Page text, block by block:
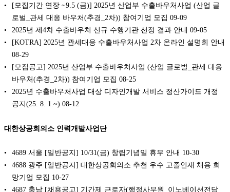
[모집기간 연장 ~9.5 (금)] 2025년 산업부 수출바우처사업 (산업 글
로벌_관세 대응 바우처(추경_2차)) 참여기업 모집 09-09
2025년 제4차 수출바우처 신규 수행기관 선정 결과 안내 09-05
[KOTRA] 2025년 관세대응 수출바우처사업 2차 온라인 설명회 안내
08-29
[모집공고] 2025년 산업부 수출바우처사업 (산업 글로벌_관세 대응
바우처(추경_2차)) 참여기업 모집 08-25
2025년 수출바우처사업 대상 디자인개발 서비스 정산가이드 개정
공지(25. 8. 1.~) 08-12
대한상공회의소 인력개발사업단
4689 서울 [일반공지] 10/31(금) 창립기념일 휴무 안내 10-30
4688 광주 [일반공지] 대한상공회의소 추천 우수 고졸인재 채용 희
망기업 모집 10-27
4687 충남 [채용공고] 기간제 근로자(행정사무원_이노베이션전담